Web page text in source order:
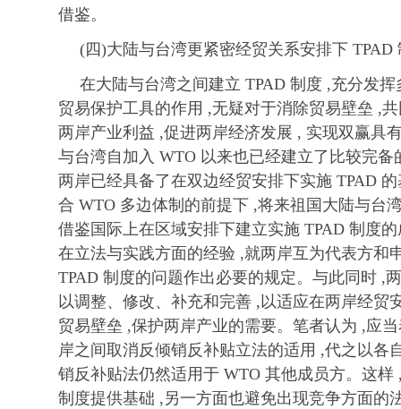
借鉴。
(四)大陆与台湾更紧密经贸关系安排下 TPAD
在大陆与台湾之间建立 TPAD 制度 ,充分发
贸易保护工具的作用 ,无疑对于消除贸易壁垒 ,
两岸产业利益 ,促进两岸经济发展 , 实现双赢具
与台湾自加入 WTO 以来也已经建立了比较完
两岸已经具备了在双边经贸安排下实施 TPAD
合 WTO 多边体制的前提下 ,将来祖国大陆与台
借鉴国际上在区域安排下建立实施 TPAD 制度
在立法与实践方面的经验 ,就两岸互为代表方和
TPAD 制度的问题作出必要的规定。与此同时 ,
以调整、修改、补充和完善 ,以适应在两岸经贸
贸易壁垒 ,保护两岸产业的需要。笔者认为 ,应
岸之间取消反倾销反补贴立法的适用 ,代之以各
销反补贴法仍然适用于 WTO 其他成员方。这样
制度提供基础 ,另一方面也避免出现竞争方面的